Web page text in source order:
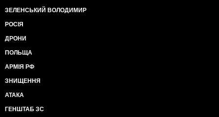
ЗЕЛЕНСЬКИЙ ВОЛОДИМИР
РОСІЯ
ДРОНИ
ПОЛЬЩА
АРМІЯ РФ
ЗНИЩЕННЯ
АТАКА
ГЕНШТАБ ЗС